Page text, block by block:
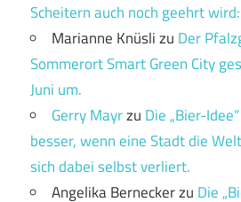
Scheitern auch noch geehrt wird:
Marianne Knüslizu Der
Sommerort Smart Green City
Juni um.
Gerry Mayrzu Die „Bier-
besser, wenn eine Stadt die
sich dabei selbst verliert.
Angelika Berneckerzu Die